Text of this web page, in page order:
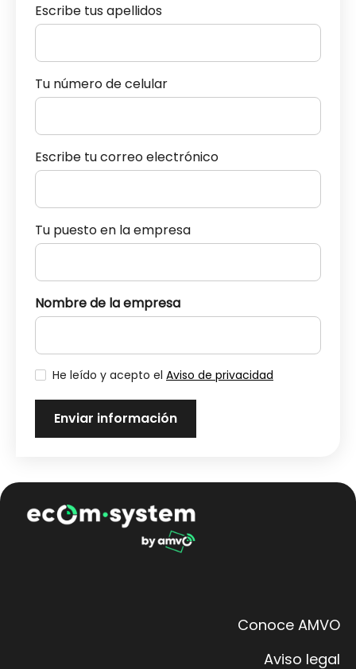
Escribe tus apellidos
Tu número de celular
Escribe tu correo electrónico
Tu puesto en la empresa
Nombre de la empresa
He leído y acepto el Aviso de privacidad
Conoce AMVO
Aviso legal